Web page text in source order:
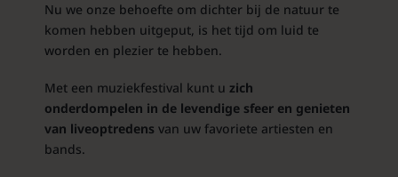
Nu we onze behoefte om dichter bij de natuur te
komen hebben uitgeput, is het tijd om luid te
worden en plezier te hebben.
Met een muziekfestival kunt u zich
onderdompelen in de levendige sfeer en genieten
van liveoptredens van uw favoriete artiesten en
bands.